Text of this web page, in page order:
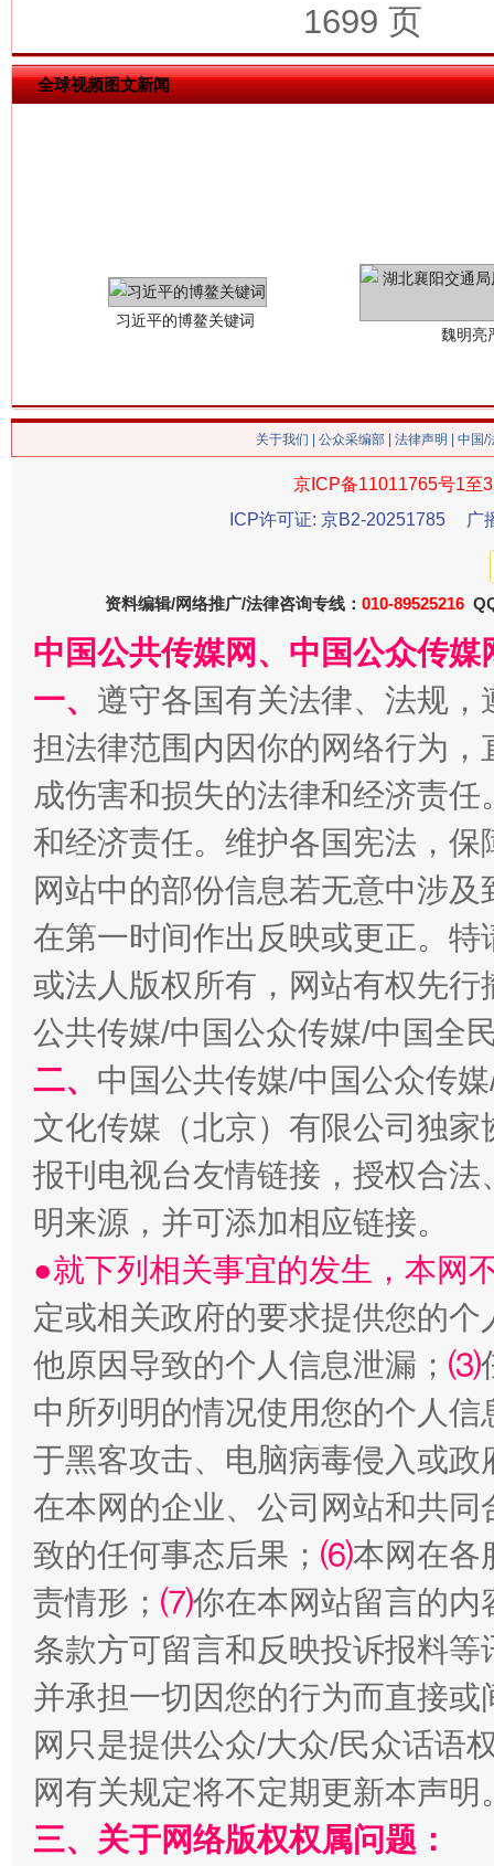
1699 页
全球视频图文新闻
魏明亮
揭批美国五大"原罪" "炒
解纷+调解+退费，一次搞定
站台名比不上好声名
漫山遍野的桃花与雪山、麦地、白藏房 除
关于我们 公众采编部 法律声明 | 中国
京ICP备11011765号1至
ICP许可证: 京B2-20251785
广
资料编辑/网络推广/法律咨询专线： 010-89525216
中国公共传媒网、中国公众传
一、 遵守各国有关法律、法规
担法律范围内因你的网络行为
成伤害和损失的法律和经济责
和经济责任。维护各国宪法，
网站中的部份信息若无意中涉
在第一时间作出反映或更正。
或法人版权所有，网站有权先
公共传媒/中国公众传媒/中国全
二、 中国公共传媒/中国公众传
文化传媒（北京）有限公司独
报刊电视台友情链接，授权合
明来源，并可添加相应链接。
●就下列相关事宜的发生，本网
定或相关政府的要求提供您的个
他原因导致的个人信息泄漏； ⑶
中所列明的情况使用您的个人
于黑客攻击、电脑病毒侵入或
在本网的企业、公司网站和共
致的任何事态后果； ⑹本网在各
责情形； ⑺你在本网站留言的内
条款方可留言和反映投诉报料
并承担一切因您的行为而直接
网只是提供公众/大众/民众话语
网有关规定将不定期更新本声明
三、关于网络版权权属问题：